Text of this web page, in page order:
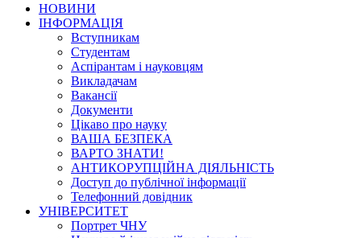
НОВИНИ
ІНФОРМАЦІЯ
Вступникам
Студентам
Аспірантам і науковцям
Викладачам
Вакансії
Документи
Цікаво про науку
ВАША БЕЗПЕКА
ВАРТО ЗНАТИ!
АНТИКОРУПЦІЙНА ДІЯЛЬНІСТЬ
Доступ до публічної інформації
Телефонний довідник
УНІВЕРСИТЕТ
Портрет ЧНУ